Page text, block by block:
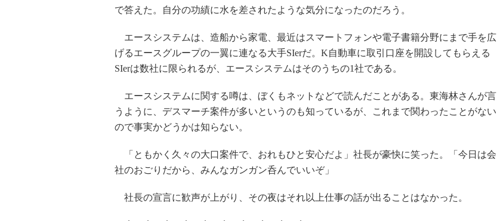
で答えた。自分の功績に水を差されたような気分になったのだろう。
エースシステムは、造船から家電、最近はスマートフォンや電子書籍分野にまで手を広
げるエースグループの一翼に連なる大手SIerだ。K自動車に取引口座を開設してもらえる
SIerは数社に限られるが、エースシステムはそのうちの1社である。
エースシステムに関する噂は、ぼくもネットなどで読んだことがある。東海林さんが言
うように、デスマーチ案件が多いというのも知っているが、これまで関わったことがない
ので事実かどうかは知らない。
「ともかく久々の大口案件で、おれもひと安心だよ」社長が豪快に笑った。「今日は会
社のおごりだから、みんなガンガン呑んでいいぞ」
社長の宣言に歓声が上がり、その夜はそれ以上仕事の話が出ることはなかった。